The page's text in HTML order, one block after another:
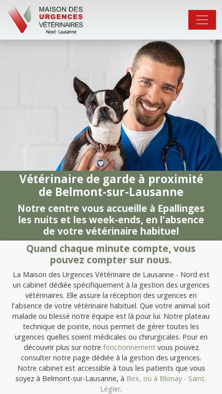
Vétérinaire de garde à proximité
de Belmont-sur-Lausanne
Notre centre vous accueille à Epallinges
les nuits et les week-ends, en l'absence
de votre vétérinaire habituel
Quand chaque minute compte, vous
pouvez compter sur nous.
La Maison des Urgences Vétérinaire de Lausanne - Nord est
un cabinet dédiée spécifiquement à la gestion des urgences
vétérinaires. Elle assure la réception des urgences en
l'absence de votre vétérinaire habituel. Que votre animal soit
malade ou blessé notre équipe est là pour lui. Notre plateau
technique de pointe, nous permet de gérer toutes les
urgences quelles soient médicales ou chirurgicales. Pour en
découvrir plus sur notre fonctionnementvous pouvez
consulter notre page dédiée à la gestion des urgences.
Notre cabinet est accessible à tous les patients que vous
soyez à Belmont-sur-Lausanne, à Bex, ou à Blonay - Saint-
Légier.